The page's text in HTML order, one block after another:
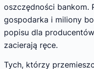
oszczędności bankom.
gospodarka i miliony
popisu dla
zacierają ręce.
Tych, którzy